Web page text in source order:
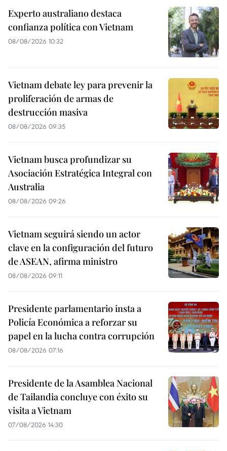
Experto australiano destaca
confianza política con Vietnam
08/08/2026 10:32
Vietnam debate ley para prevenir la
proliferación de armas de
destrucción masiva
08/08/2026 09:35
Vietnam busca profundizar su
Asociación Estratégica Integral con
Australia
08/08/2026 09:26
Vietnam seguirá siendo un actor
clave en la configuración del futuro
de ASEAN, afirma ministro
08/08/2026 09:11
Presidente parlamentario insta a
Policía Económica a reforzar su
papel en la lucha contra corrupción
08/08/2026 07:16
Presidente de la Asamblea Nacional
de Tailandia concluye con éxito su
visita a Vietnam
07/08/2026 14:30